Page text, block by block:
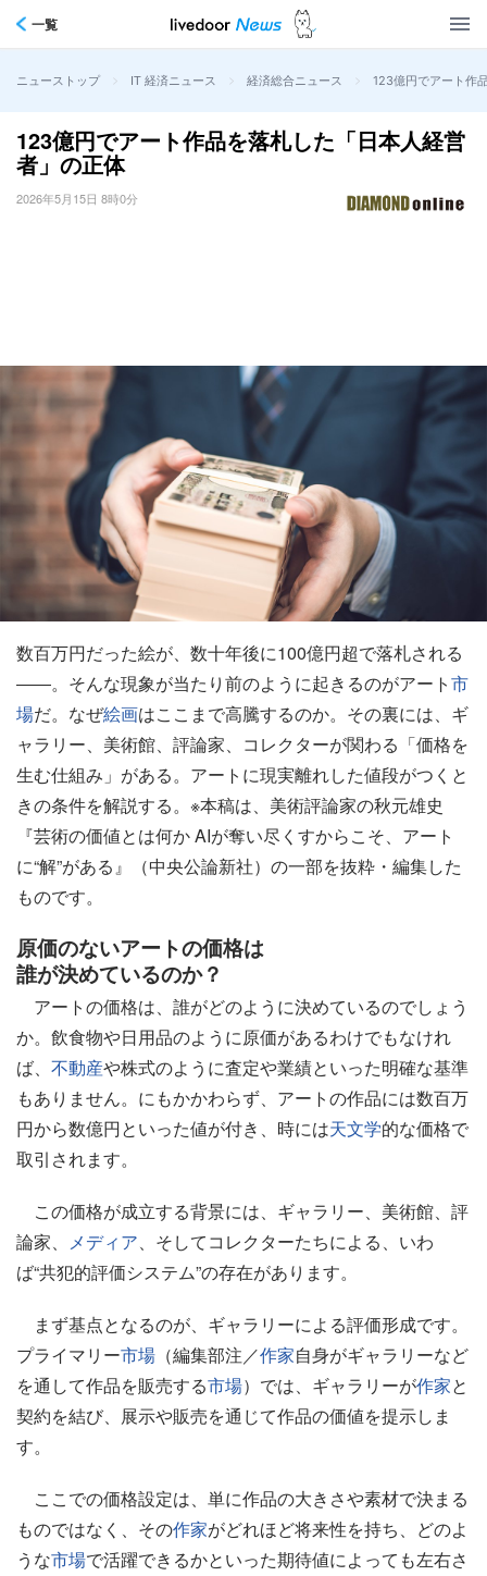
一覧
ニューストップ > IT 経済ニュース > 経済総合ニュース > 123億円でアート作
123億円でアート作品を落札した「日本人経営
者」の正体
2026年5月15日 8時0分
数百万円だった絵が、数十年後に100億円超で落札される
――。そんな現象が当たり前のように起きるのがアート市
場だ。なぜ絵画はここまで高騰するのか。その裏には、ギ
ャラリー、美術館、評論家、コレクターが関わる「価格を
生む仕組み」がある。アートに現実離れした値段がつくと
きの条件を解説する。※本稿は、美術評論家の秋元雄史
『芸術の価値とは何か AIが奪い尽くすからこそ、アート
に“解”がある』（中央公論新社）の一部を抜粋・編集した
ものです。
原価のないアートの価格は
誰が決めているのか？
アートの価格は、誰がどのように決めているのでしょう
か。飲食物や日用品のように原価があるわけでもなけれ
ば、 不動産や株式のように査定や業績といった明確な基準
もありません。にもかかわらず、アートの作品には数百万
円から数億円といった値が付き、時には天文学的な価格で
取引されます。
この価格が成立する背景には、ギャラリー、美術館、評
論家、 メディア、そしてコレクターたちによる、いわ
ば“共犯的評価システム”の存在があります。
まず基点となるのが、ギャラリーによる評価形成です。
プライマリー市場 （編集部注／作家自身がギャラリーなど
を通して作品を販売する市場）では、ギャラリーが作家と
契約を結び、展示や販売を通じて作品の価値を提示しま
す。
ここでの価格設定は、単に作品の大きさや素材で決まる
ものではなく、その作家がどれほど将来性を持ち、どのよ
うな市場で活躍できるかといった期待値によっても左右さ